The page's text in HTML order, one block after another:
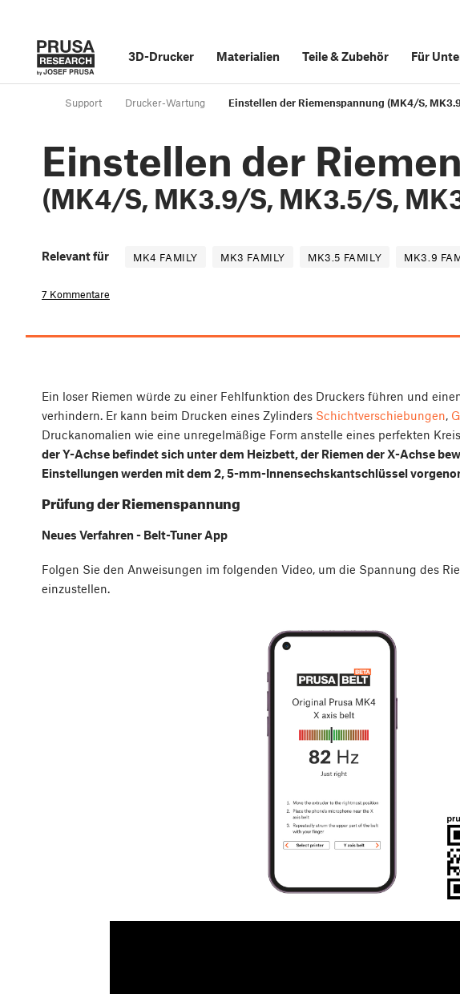
3D-Drucker Materialien Teile&Zubehör Für
Support Drucker-Wartung Einstellen der Riemenspannung (MK4/S,
Einstellen der
(MK4/S, MK3.9/S, MK3.5/S,
Relevant für MK4 FAMILY MK3 FAMILY MK3.5 FAMILY MK3.9
7 Kommentare
Ein loser Riemen würde zu einer Fehlfunktion des Druckers führen und
verhindern. Er kann beim Drucken eines Zylinders Schichtverschiebungen,
Druckanomalien wie eine unregelmäßige Form anstelle eines perfekten
der Y-Achse befindet sich unter dem Heizbett, der Riemen der X-Achse
Einstellungen werden mit dem 2, 5-mm-Innensechskantschlüssel
Prüfung der Riemenspannung
Neues Verfahren - Belt-Tuner App
Folgen Sie den Anweisungen im folgenden Video, um die Spannung des
einzustellen.